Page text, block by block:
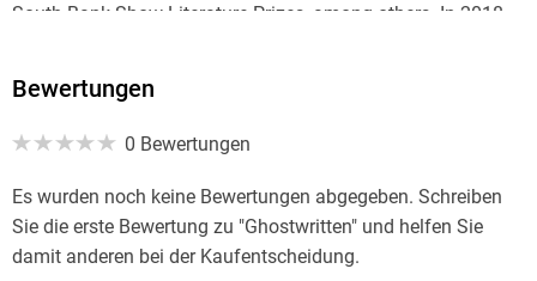
South Bank Show Literature Prizes, among others. In 2018,
screenwriting credits include the TV shows
Sense8
, and the movie
In addition, David Mitchell together with KA Yoshida has
translated from Japanese two autism memoirs by Naoki
Higashida:
The Reason I Jump and Fall Down Seven Times,
Bewertungen
0 Bewertungen
Es wurden noch keine Bewertungen abgegeben. Schreiben
Sie die erste Bewertung zu "Ghostwritten" und helfen Sie
damit anderen bei der Kaufentscheidung.